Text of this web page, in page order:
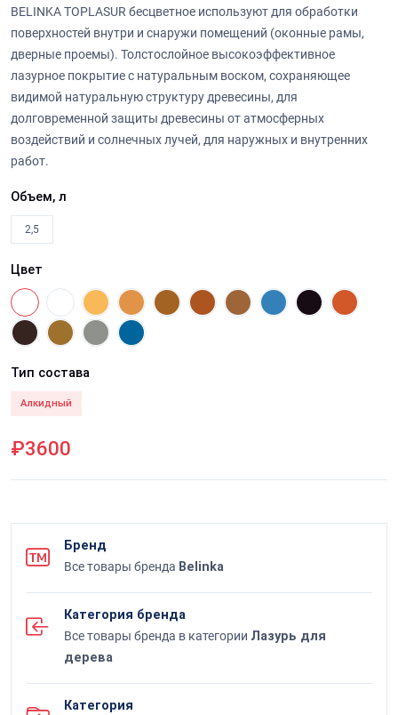
BELINKA TOPLASUR бесцветное используют для обработки
поверхностей внутри и снаружи помещений (оконные рамы,
дверные проемы). Толстослойное высокоэффективное
лазурное покрытие с натуральным воском, сохраняющее
видимой натуральную структуру древесины, для
долговременной защиты древесины от атмосферных
воздействий и солнечных лучей, для наружных и внутренних
работ.
Объем, л
2,5
Цвет
Тип состава
Алкидный
₽3600
Бренд
Все товары бренда Belinka
Категория бренда
Все товары бренда в категории Лазурь для
дерева
Категория